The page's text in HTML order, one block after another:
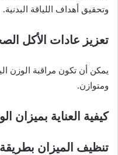
وتحقيق أهداف اللياقة البدنية.
تعزيز عادات الأكل
يمكن أن تكون مراقبة الوزن
ومتوازن.
كيفية العناية بميزان
تنظيف الميزان